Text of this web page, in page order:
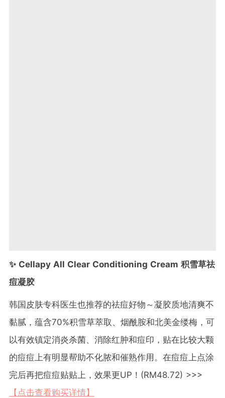
✨ Cellapy All Clear Conditioning Cream 积雪草祛
痘凝胶
韩国皮肤专科医生也推荐的祛痘好物～凝胶质地清爽不
黏腻，蕴含70%积雪草萃取、烟酰胺和北美金缕梅，可
以有效镇定消炎杀菌、消除红肿和痘印，贴在比较大颗
的痘痘上有明显帮助不化脓和催熟作用。在痘痘上点涂
完后再把痘痘贴贴上，效果更UP！(RM48.72) >>>
【点击查看购买详情】